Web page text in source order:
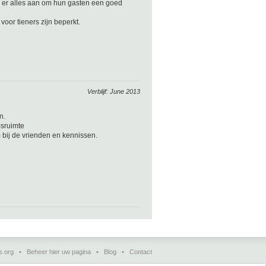
alles aan om hun gasten een goed
tieners zijn beperkt.
Verblijf: June 2013
de vrienden en kennissen.
• Beheer hier uw pagina • Blog • Contact